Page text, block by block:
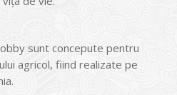
sunt concepute pentru
agricol, fiind realizate pe